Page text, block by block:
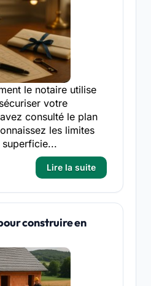
le notaire utilise
votre
consulté le plan
les limites
Lire la suite
construire en